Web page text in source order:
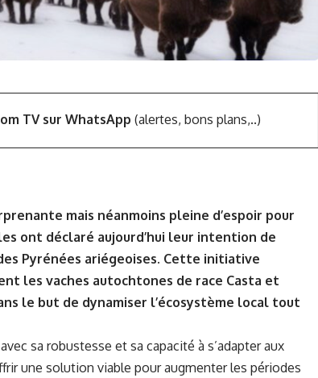
TV sur WhatsApp (alertes, bons plans,..)
mais néanmoins pleine d’espoir pour
ont déclaré aujourd’hui leur intention de
Pyrénées ariégeoises. Cette initiative
les vaches autochtones de race Casta et
le but de dynamiser l’écosystème local tout
sa robustesse et sa capacité à s’adapter aux
une solution viable pour augmenter les périodes